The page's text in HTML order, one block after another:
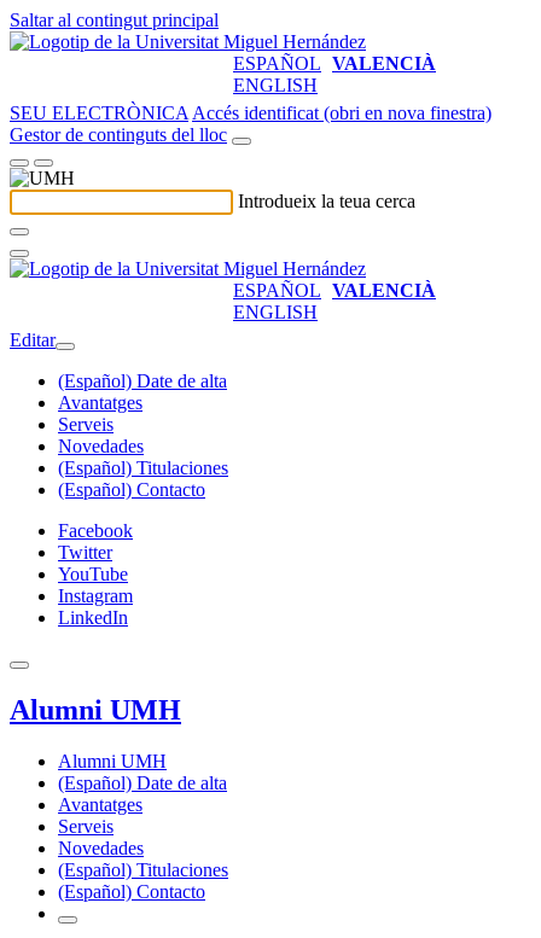
Saltar al contingut principal
ESPAÑOL VALENCIÀ
ENGLISH
SEU ELECTRÒNICA Accés identificat (obri en nova finestra)
Gestor de continguts del lloc
Introdueix la teua cerca
ESPAÑOL VALENCIÀ
ENGLISH
Editar
(Español) Date de alta
Avantatges
Serveis
Novedades
(Español) Titulaciones
(Español) Contacto
Facebook
Twitter
YouTube
Instagram
LinkedIn
Alumni UMH
Alumni UMH
(Español) Date de alta
Avantatges
Serveis
Novedades
(Español) Titulaciones
(Español) Contacto